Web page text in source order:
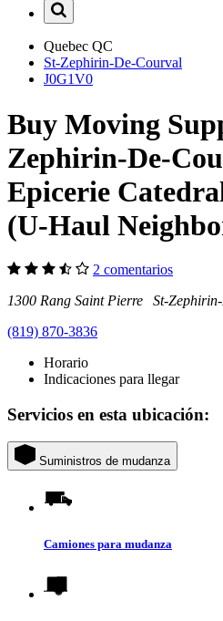
Quebec QC
St-Zephirin-De-Courval
J0G1V0
Buy Moving
Zephirin-De-
Epicerie
(U-Haul
2 comentarios
1300 Rang Saint Pierre St-
(819) 870-3836
Horario
Indicaciones para llegar
Servicios en esta ubicación:
Suministros de mudanza
Camiones para mudanza